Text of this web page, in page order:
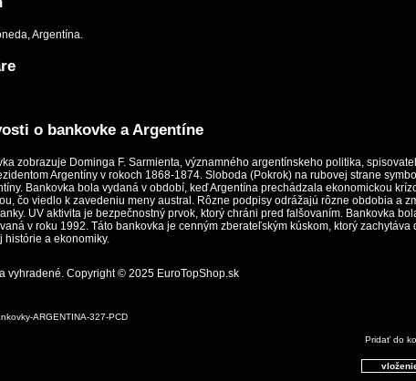
Argentína.
o bankovke a Argentíne
zobrazuje Dominga F. Sarmienta, významného argentínskeho politika,
Argentíny v rokoch 1868-1874. Sloboda (Pokrok) na rubovej strane
Bankovka bola vydaná v období, keď Argentína prechádzala ekonomickou
čo viedlo k zavedeniu meny austral. Rôzne podpisy odrážajú rôzne obdobia a
UV aktivita je bezpečnostný prvok, ktorý chráni pred falšovaním. Bankovka
v roku 1992. Táto bankovka je cenným zberateľským kúskom, ktorý zachytáva
histórie a ekonomiky.
vyhradené. Copyright © 2025 EuroTopShop.sk
Pridať do
ARGENTINA-327-PCD